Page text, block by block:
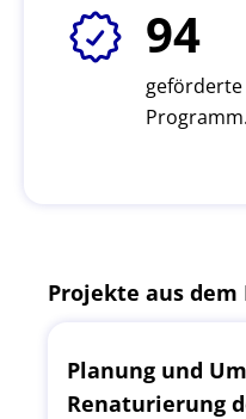
94
Programm.
Projekte aus dem
Planung und
Renaturierung